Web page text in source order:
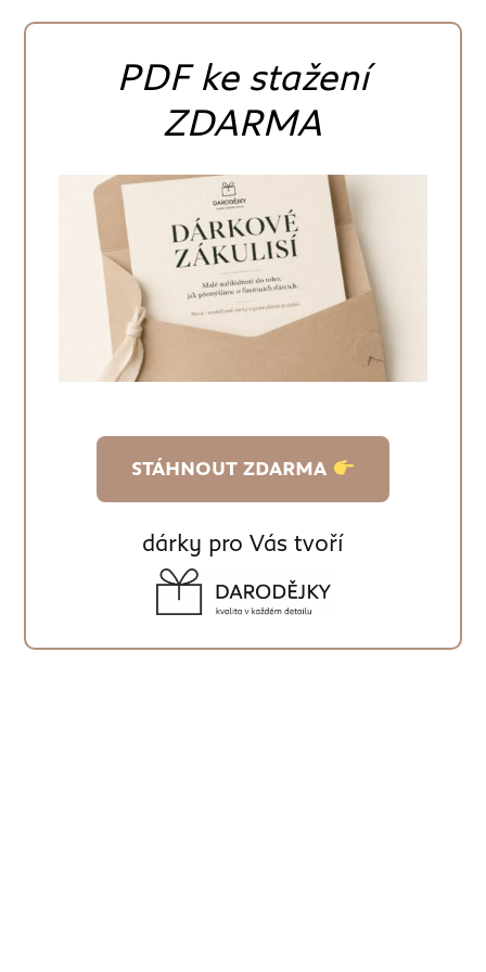
PDF ke stažení
ZDARMA
STÁHNOUT ZDARMA
dárky pro Vás tvoří